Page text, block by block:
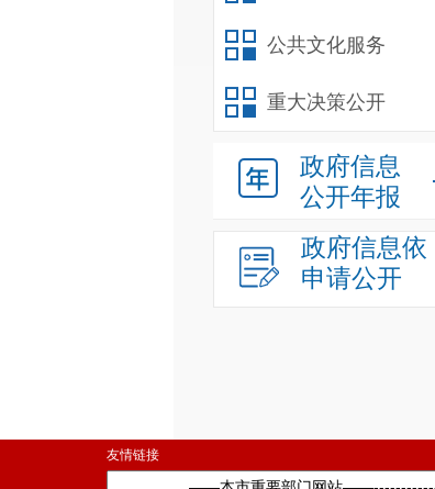
公共文化服务
重大决策公开
政府信息
公开年报
政府信息依
申请公开
友情链接